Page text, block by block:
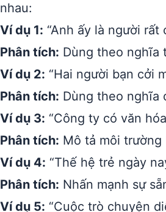
nhau:
Ví dụ 1: “Anh ấy là người
Phân tích: Dùng theo nghĩa
Ví dụ 2: “Hai người bạn cởi
Phân tích: Dùng theo nghĩa
Ví dụ 3: “Công ty có văn
Phân tích: Mô tả môi
Ví dụ 4: “Thế hệ trẻ ngày
Phân tích: Nhấn mạnh sự
Ví dụ 5: “Cuộc trò chuyện